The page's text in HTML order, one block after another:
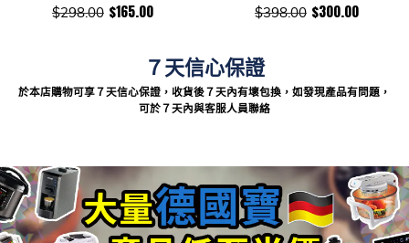
$298.00 $165.00 $398.00 $300.00
７天信心保證
於本店購物可享７天信心保證，收貨後７天內有壞包換，如發現產品有問題，
可於７天內與客服人員聯絡